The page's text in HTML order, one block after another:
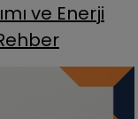
ve Enerji